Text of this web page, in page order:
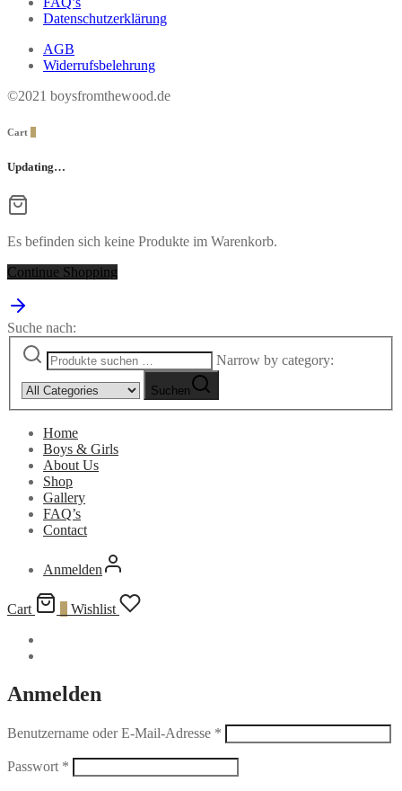
Datenschutzerklärung
AGB
Widerrufsbelehrung
©2021 boysfromthewood.de
Cart
Updating…
Es befinden sich keine Produkte im Warenkorb.
Continue Shopping
Suche nach:
Narrow by category:
Suchen
Home
Boys & Girls
About Us
Shop
Gallery
FAQ’s
Contact
Anmelden
Cart Wishlist
Anmelden
Benutzername oder E-Mail-Adresse *
Passwort *